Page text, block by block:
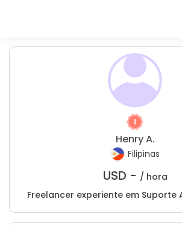
Henry A.
Filipinas
USD - / hora
Freelancer experiente em Suporte